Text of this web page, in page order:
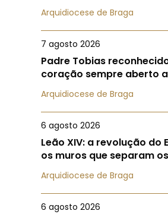
Arquidiocese de Braga
7 agosto 2026
Padre Tobias
coração sempre aberto
Arquidiocese de Braga
6 agosto 2026
Leão XIV: a revolução do
os muros que separam
Arquidiocese de Braga
6 agosto 2026